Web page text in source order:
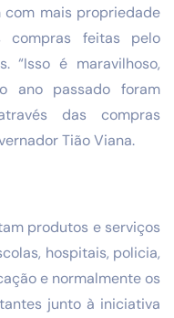
mais propriedade
compras feitas pelo
“Isso é maravilhoso,
ano passado foram
das compras
Tião Viana.
produtos e serviços
hospitais, policia,
e normalmente os
junto à iniciativa